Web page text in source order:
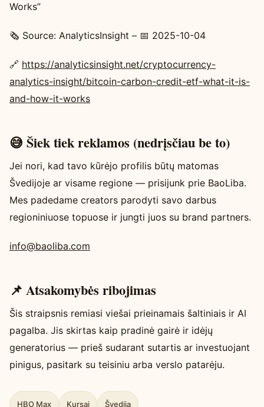
Works”
🗞️ Source: AnalyticsInsight – 📅 2025-10-04
🔗 https://analyticsinsight.net/cryptocurrency-
analytics-insight/bitcoin-carbon-credit-etf-what-it-is-
and-how-it-works
😅 Šiek tiek reklamos (nedrįsčiau be to)
Jei nori, kad tavo kūrėjo profilis būtų matomas
Švedijoje ar visame regione — prisijunk prie BaoLiba.
Mes padedame creators parodyti savo darbus
regioniniuose topuose ir jungti juos su brand partners.
info@baoliba.com
📌 Atsakomybės ribojimas
Šis straipsnis remiasi viešai prieinamais šaltiniais ir AI
pagalba. Jis skirtas kaip pradinė gairė ir idėjų
generatorius — prieš sudarant sutartis ar investuojant
pinigus, pasitark su teisiniu arba verslo patarėju.
HBO Max Kursai Švedija